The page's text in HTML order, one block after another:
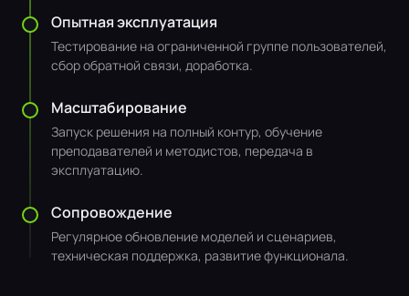
Опытная эксплуатация
Тестирование на ограниченной группе пользователей,
сбор обратной связи, доработка.
Масштабирование
Запуск решения на полный контур, обучение
преподавателей и методистов, передача в
эксплуатацию.
Сопровождение
Регулярное обновление моделей и сценариев,
техническая поддержка, развитие функционала.